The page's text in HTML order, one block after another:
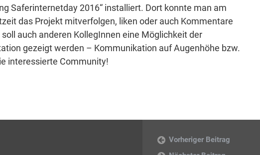
Saferinternetday 2016“ installiert. Dort konnte man am
das Projekt mitverfolgen, liken oder auch Kommentare
auch anderen KollegInnen eine Möglichkeit der
gezeigt werden – Kommunikation auf Augenhöhe bzw.
interessierte Community!
Vorheriger Beitrag